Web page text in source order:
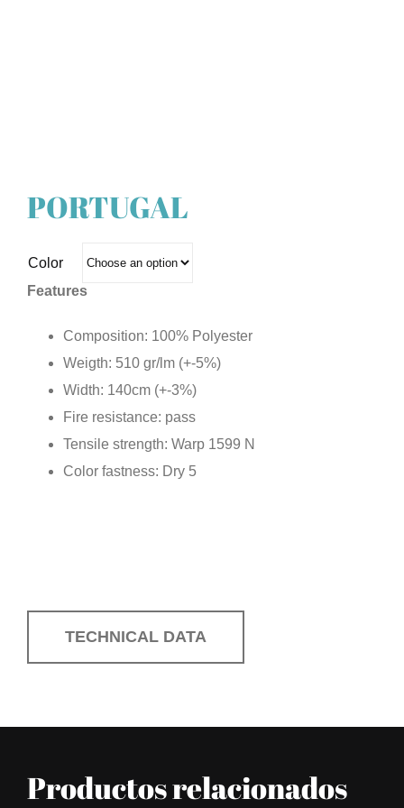
PORTUGAL
Color
Features
Composition: 100% Polyester
Weigth: 510 gr/lm (+-5%)
Width: 140cm (+-3%)
Fire resistance: pass
Tensile strength: Warp 1599 N
Color fastness: Dry 5
TECHNICAL DATA
Productos relacionados